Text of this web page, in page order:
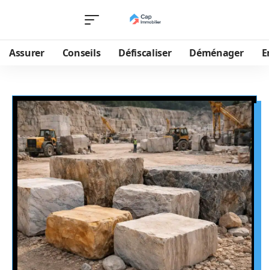
Assurer Conseils Défiscaliser Déménager